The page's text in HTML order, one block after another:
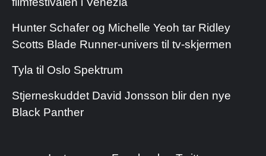
Hunter Schafer og Michelle Yeoh tar Ridley
Scotts Blade Runner-univers til tv-skjermen
Tyla til Oslo Spektrum
Stjerneskuddet David Jonsson blir den nye
Black Panther